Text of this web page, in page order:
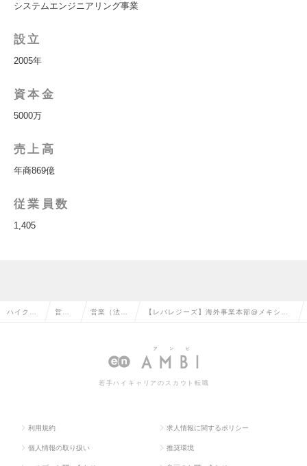
システムエンジニアリング事業
設立
2005年
資本金
5000万
売上高
年商869億
従業員数
1,405
ハイクラ 営業 営業（法人 【レバレジーズ】海外事業本部@メキシコ
人情報
若手ハイキャリアのスカウト転職
利用規約 求人情報に関するポリシー
個人情報の取り扱い 推奨環境